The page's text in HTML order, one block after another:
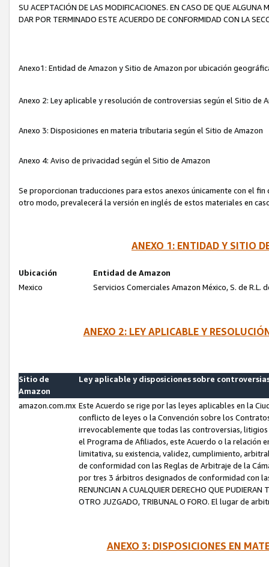
SU ACEPTACIÓN DE LAS MODIFICACIONES. EN CASO DE QUE ALGUNA
DAR POR TERMINADO ESTE ACUERDO DE CONFORMIDAD CON LA
Anexo1: Entidad de Amazon y Sitio de Amazon por ubicación
Anexo 2: Ley aplicable y resolución de controversias según el Sitio de
Anexo 3: Disposiciones en materia tributaria según el Sitio de Amazon
Anexo 4: Aviso de privacidad según el Sitio de Amazon
Se proporcionan traducciones para estos anexos únicamente con el
otro modo, prevalecerá la versión en inglés de estos materiales en
ANEXO 1: ENTIDAD Y SITIO
Ubicación
Entidad de Amazon
Mexico
Servicios Comerciales Amazon México, S. de R.L.
ANEXO 2: LEY APLICABLE Y
Sitio de
Amazon
Ley aplicable y disposiciones sobre
amazon.com.mx Este Acuerdo se rige por las leyes aplicables en la
conflicto de leyes o la Convención sobre los
irrevocablemente que todas las controversias,
el Programa de Afiliados, este Acuerdo o la relación
limitativa, su existencia, validez, cumplimiento,
de conformidad con las Reglas de Arbitraje de la
por tres 3 árbitros designados de conformidad con las
RENUNCIAN A CUALQUIER DERECHO QUE
OTRO JUZGADO, TRIBUNAL O FORO. El lugar de
ANEXO 3: DISPOSICIONES EN